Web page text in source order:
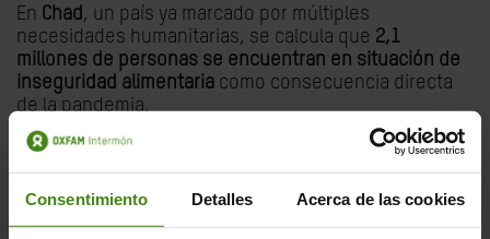
Consentimiento Detalles Acerca de las cookies
En Chad , un país ya marcado por múltiples
necesidades humanitarias, se calcula que 2,1
millones de personas se encuentran en situación de
inseguridad alimentaria como consecuencia directa
de la pandemia.